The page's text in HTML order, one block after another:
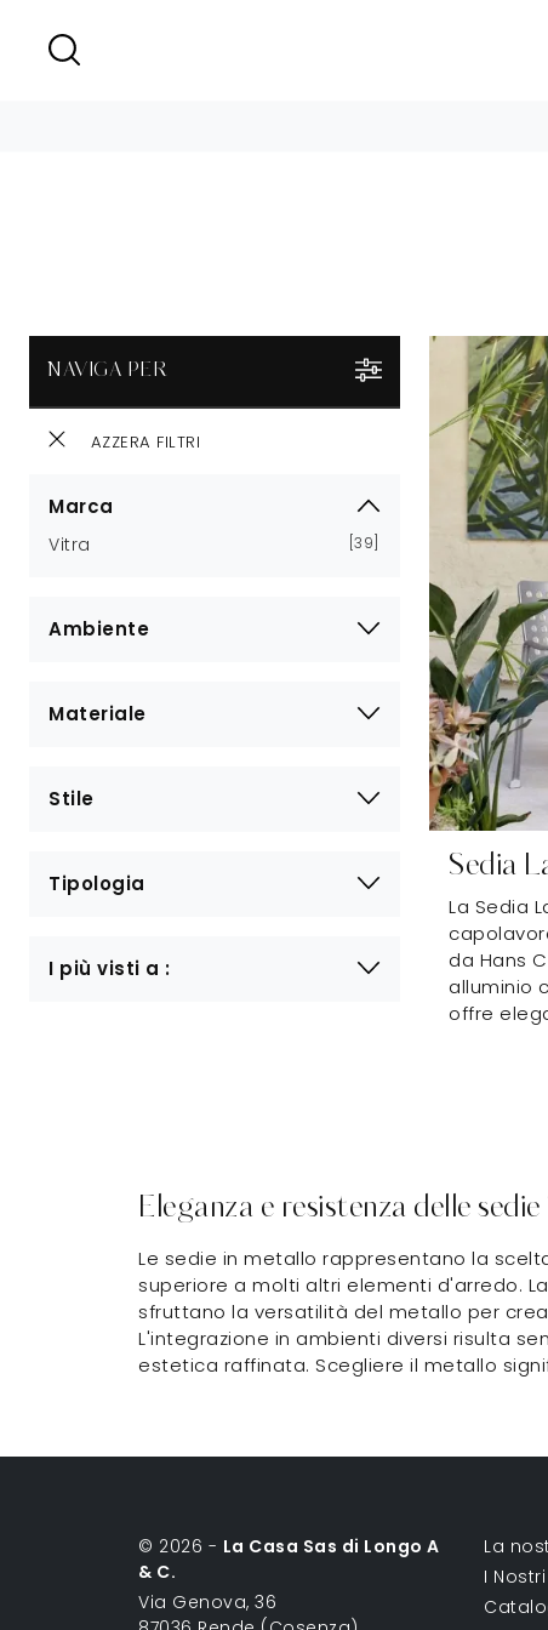
NAVIGA PER
AZZERA FILTRI
Marca
Vitra 39
Ambiente
Materiale
Stile
Tipologia
I più visti a :
Sedia
La Sedia
da Hans
alluminio
offre
Eleganza e resistenza delle
Le sedie in metallo rappresentano la
superiore a molti altri elementi d'arredo.
sfruttano la versatilità del metallo per
L'integrazione in ambienti diversi risulta
estetica raffinata. Scegliere il metallo
© 2026 - La Casa Sas di Longo A
& C.
Via Genova, 36
La
I